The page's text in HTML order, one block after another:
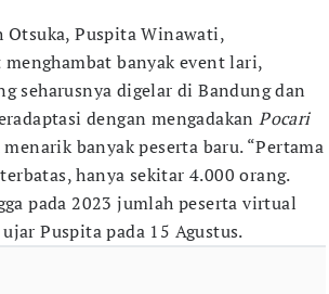
Puspita Winawati,
banyak event lari,
seharusnya digelar di Bandung dan
dengan mengadakanPocari
banyak peserta baru. “Pertama
hanya sekitar 4.000 orang.
pada 2023 jumlah peserta virtual
Puspita pada 15 Agustus.